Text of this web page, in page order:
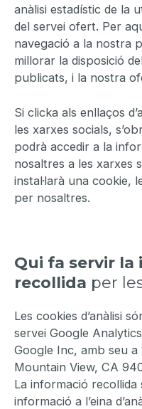
anàlisi estadístic de la
del servei ofert. Per
navegació a la nostra
millorar la disposició
publicats, i la nostra
Si clicka als enllaços
les xarxes socials,
podrà accedir a la
nosaltres a les xarxes
instal·larà una cookie,
per nosaltres.
Qui fa servir la
recollida per
Les cookies d’anàlisi
servei Google
Google Inc, amb seu
Mountain View, CA
La informació
informació a l’eina